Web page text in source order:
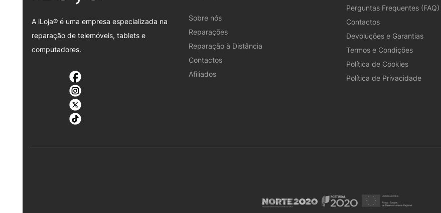
A iLoja® é uma empresa especializada na
reparação de telemóveis, tablets e
computadores.
Sobre nós
Reparações
Reparação à Distância
Contactos
Afiliados
Perguntas Frequentes (FAQ)
Contactos
Devoluções e Garantias
Termos e Condições
Política de Cookies
Política de Privacidade